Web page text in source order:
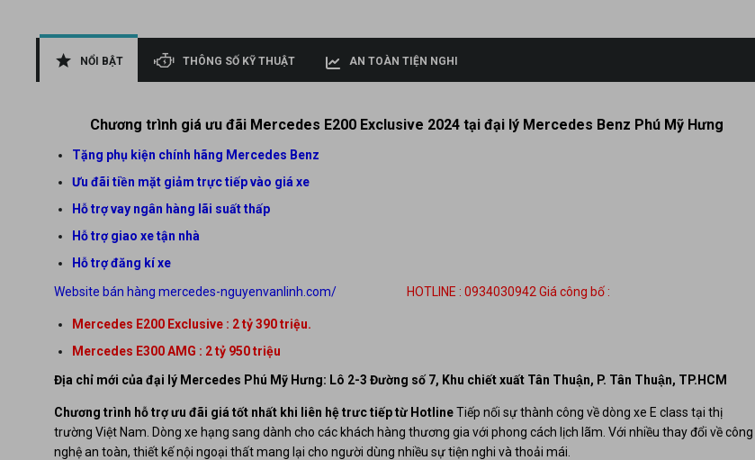
NỔI BẬT THÔNG SỐ KỸ THUẬT AN TOÀN TIỆN NGHI
Chương trình giá ưu đãi Mercedes E200 Exclusive 2024 tại đại lý Mercedes Benz Phú Mỹ Hưng
Tặng phụ kiện chính hãng Mercedes Benz
Ưu đãi tiền mặt giảm trực tiếp vào giá xe
Hỗ trợ vay ngân hàng lãi suất thấp
Hỗ trợ giao xe tận nhà
Hỗ trợ đăng kí xe
Website bán hàng mercedes-nguyenvanlinh.com/ HOTLINE : 0934030942 Giá công bố :
Mercedes E200 Exclusive : 2 tỷ 390 triệu.
Mercedes E300 AMG : 2 tỷ 950 triệu
Địa chỉ mới của đại lý Mercedes Phú Mỹ Hưng: Lô 2-3 Đường số 7, Khu chiết xuất Tân Thuận, P. Tân Thuận, TP.HCM
Chương trình hỗ trợ ưu đãi giá tốt nhất khi liên hệ trưc tiếp từ Hotline Tiếp nối sự thành công về dòng xe E class tại thị
trường Việt Nam. Dòng xe hạng sang dành cho các khách hàng thương gia với phong cách lịch lãm. Với nhiều thay đổi về công
nghệ an toàn, thiết kế nội ngoại thất mang lại cho người dùng nhiều sự tiện nghi và thoải mái.